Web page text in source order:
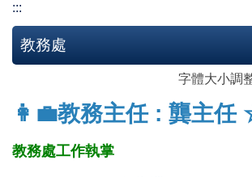
:::
教務處
字體大小調
👩‍💼教務主任 : 龔主任
教務處工作執掌